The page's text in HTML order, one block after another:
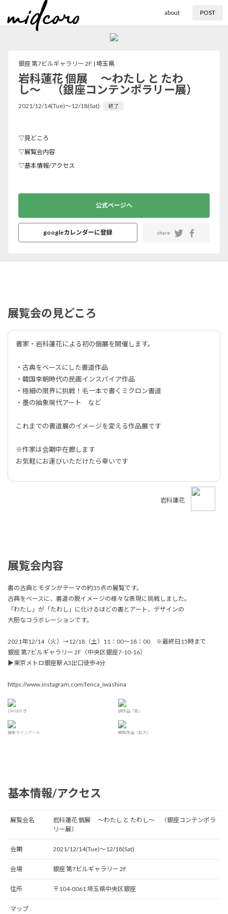
about POST
銀座 第7ビルギャラリー 2F | 埼玉県
岩科蓮花 個展 〜わたし と たわ
し〜 （銀座コンテンポラリー展）
2021/12/14(Tue)〜12/18(Sat) 終了
▽見どころ
▽展覧会内容
▽基本情報/アクセス
公式ページへ
googleカレンダーに登録 share
展覧会の見どころ
書家・岩科蓮花による初の個展を開催します。
・古典をベースにした書道作品
・韓国李朝時代の民画インスパイア作品
・極細の限界に挑戦！毛一本で書くミクロン書道
・墨の抽象現代アート など
これまでの書道展のイメージを変える作品展です
※作家は会期中在廊します
お気軽にお運びいただけたら幸いです
岩科蓮花
展覧会内容
書の古典とモダンがテーマの約35点の展覧です。
古典をベースに、書道の脱イメージの様々な表現に挑戦しました。
「わたし」が「たわし」に化けるほどの書とアート、デザインの
大胆なコラボレーションです。
2021年12/14（火）→12/18（土）11：00〜18：00 ※最終日15時まで
銀座 第7ビルギャラリー 2F（中央区銀座7-10-16）
▶東京メトロ銀座駅 A3出口徒歩4分
https://www.instagram.com/lenca_iwashina
DMはがき 額作品「慈」
抽象ラインアート 細密作品（拡大）
基本情報/アクセス
展覧会名
岩科蓮花 個展 〜わたし と たわし〜 （銀座コンテンポラ
リー展）
会期 2021/12/14(Tue)〜12/18(Sat)
会場 銀座 第7ビルギャラリー 2F
住所 〒104-0061 埼玉県中央区銀座
マップ